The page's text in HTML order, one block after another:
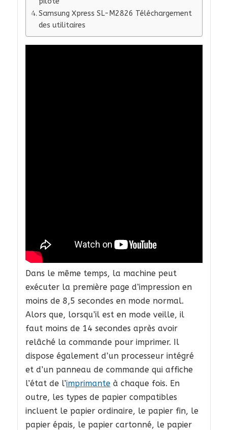
Samsung Xpress SL-M2826 Téléchargement
des utilitaires
Dans le même temps, la machine peut
exécuter la première page d’impression en
moins de 8,5 secondes en mode normal.
Alors que, lorsqu’il est en mode veille, il
faut moins de 14 secondes après avoir
relâché la commande pour imprimer. Il
dispose également d’un processeur intégré
et d’un panneau de commande qui affiche
l’état de l’imprimanteà chaque fois. En
outre, les types de papier compatibles
incluent le papier ordinaire, le papier fin, le
papier épais, le papier cartonné, le papier